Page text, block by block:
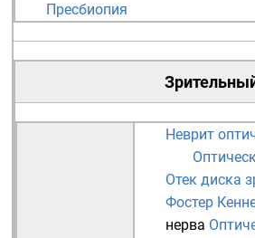
Пресбиопия
Неврит
Отек диска
Фостер
нерва